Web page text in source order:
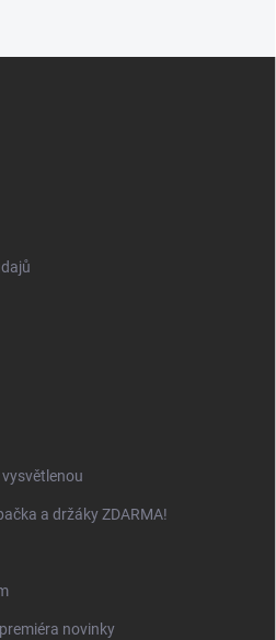
a držáky ZDARMA!
novinky